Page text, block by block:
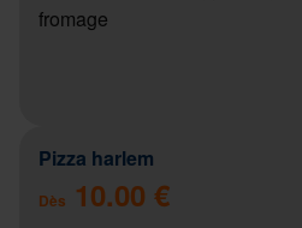
fromage
Pizza harlem
Dès 10.00 €